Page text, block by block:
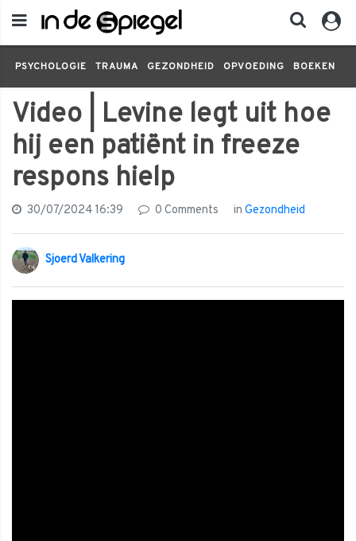
PSYCHOLOGIE TRAUMA GEZONDHEID OPVOEDING BOEKEN
Video | Levine legt uit hoe
hij een patiënt in freeze
respons hielp
30/07/2024 16:39 0 Comments in Gezondheid
Sjoerd Valkering